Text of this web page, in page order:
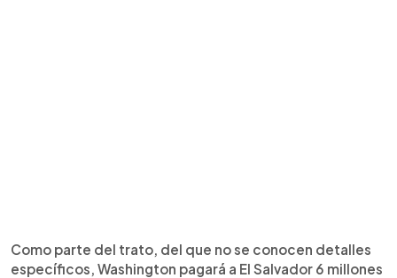
Como parte del trato, del que no se conocen detalles
específicos, Washington pagará a El Salvador 6 millones